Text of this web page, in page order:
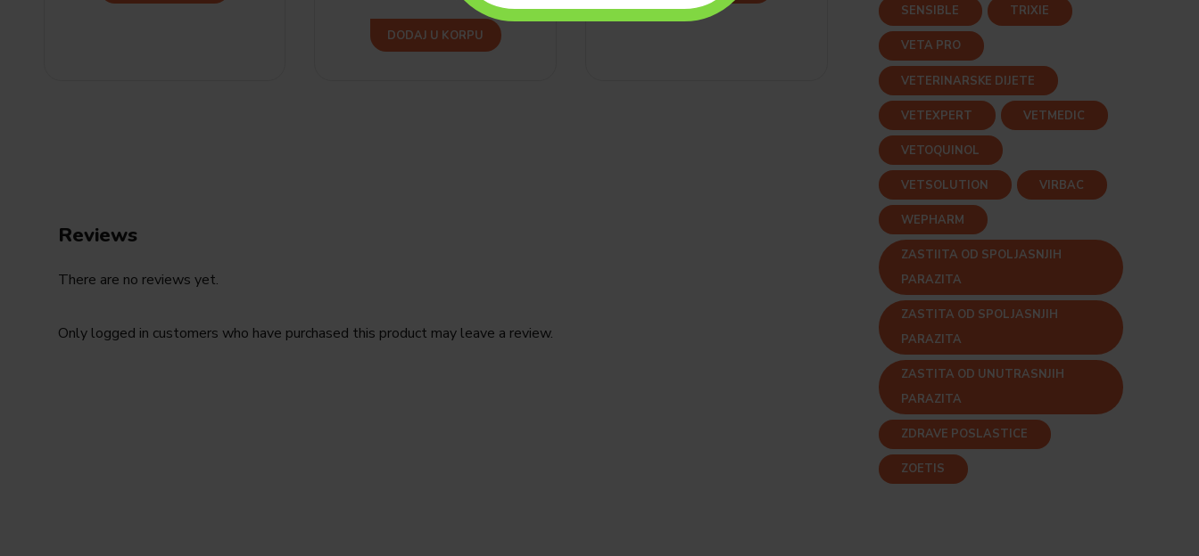
DODAJ U KORPU
Reviews
There are no reviews yet.
Only logged in customers who have purchased this product may leave a review.
SENSIBLE TRIXIE
VETA PRO
VETERINARSKE DIJETE
VETEXPERT VETMEDIC
VETOQUINOL
VETSOLUTION VIRBAC
WEPHARM
ZASTIITA OD SPOLJASNJIH
PARAZITA
ZASTITA OD SPOLJASNJIH
PARAZITA
ZASTITA OD UNUTRASNJIH
PARAZITA
ZDRAVE POSLASTICE
ZOETIS